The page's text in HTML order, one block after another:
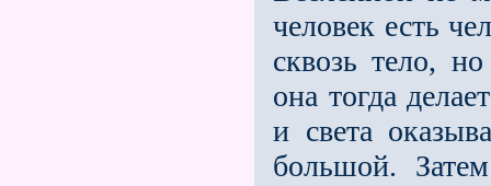
человек есть
сквозь тело,
она тогда
и света
большой.